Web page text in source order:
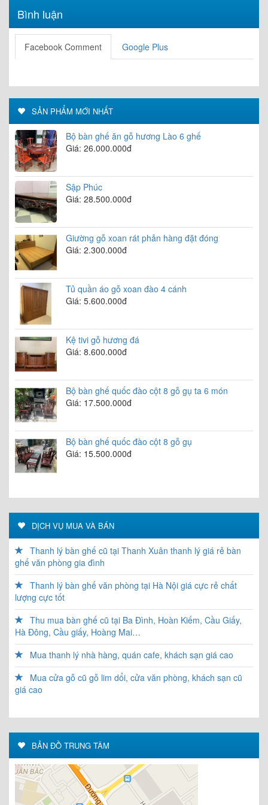
Bình luận
Facebook Comment Google Plus
SẢN PHẨM MỚI NHẤT
Bộ bàn ghế ăn gỗ hương Lào 6 ghế
Giá: 26.000.000đ
Sập Phúc
Giá: 28.500.000đ
Giường gỗ xoan rát phản hàng đặt đóng
Giá: 2.300.000đ
Tủ quần áo gỗ xoan đào 4 cánh
Giá: 5.600.000đ
Kệ tivi gỗ hương đá
Giá: 8.600.000đ
Bộ bàn ghế quốc đào cột 8 gỗ gụ ta 6 món
Giá: 17.500.000đ
Bộ bàn ghế quốc đào cột 8 gỗ gụ
Giá: 15.500.000đ
DỊCH VỤ MUA VÀ BÁN
Thanh lý bàn ghế cũ tại Thanh Xuân thanh lý giá rẻ bàn
ghế văn phòng gia đình
Thanh lý bàn ghế văn phòng tại Hà Nội giá cực rẻ chất
lượng cực tốt
Thu mua bàn ghế cũ tại Ba Đình, Hoàn Kiếm, Cầu Giấy,
Hà Đông, Cầu giấy, Hoàng Mai…
Mua thanh lý nhà hàng, quán cafe, khách sạn giá cao
Mua cửa gỗ cũ gỗ lim dổi, cửa văn phòng, khách sạn cũ
giá cao
BẢN ĐỒ TRUNG TÂM